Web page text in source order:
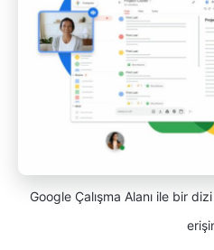
Google Çalışma Alanı ile bir